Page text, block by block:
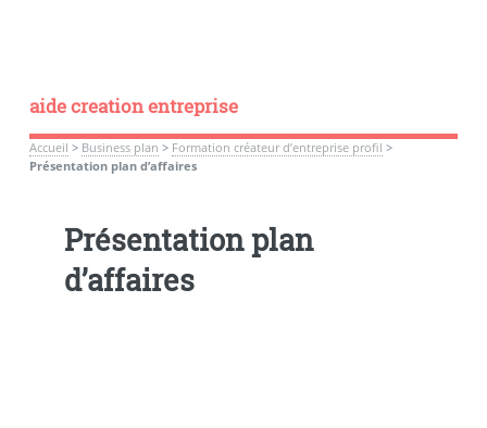
aide creation entreprise
Accueil > Business plan > Formation créateur d’entreprise profil >
Présentation plan d’affaires
Présentation plan
d’affaires